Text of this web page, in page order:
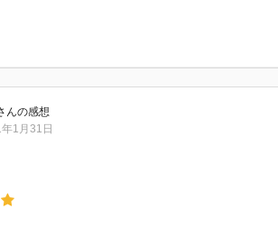
んの感想
1月31日